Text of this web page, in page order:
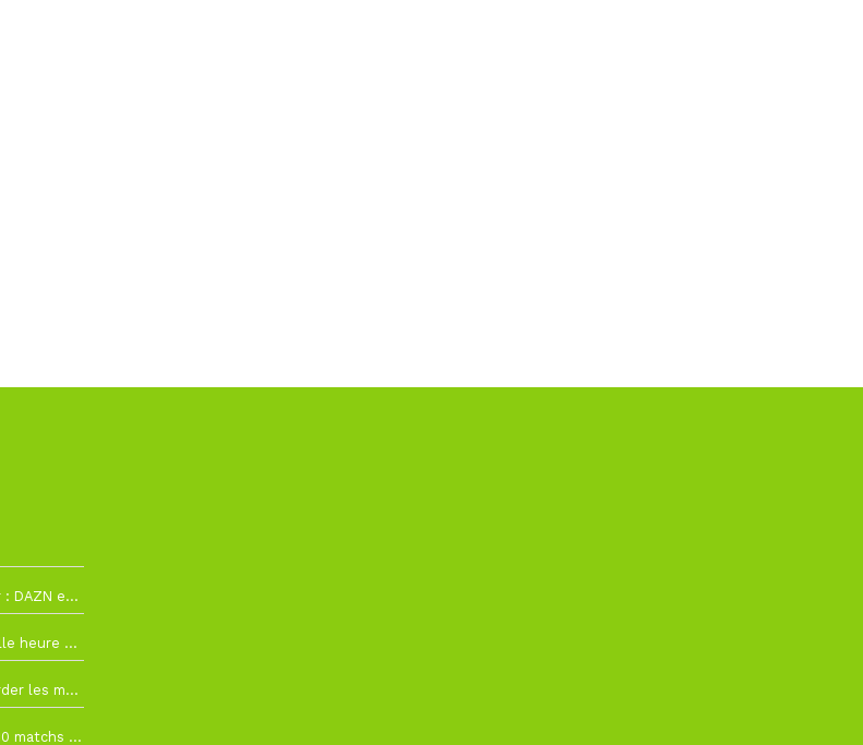
La Liga change de diffuseur : DAZN et Disney+ remplacent beIN Sports !
RC Lens – Villarreal : à quelle heure et sur quelle chaîne voir la finale de la Como Cup ?
Como Cup : comment regarder les matchs du RC Lens en direct ?
Ligue 1+ diffusera plus de 30 matchs amicaux avant la reprise de la Ligue 1